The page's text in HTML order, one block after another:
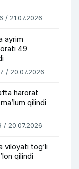
/ 21.07.2026
ayrim
49
/ 20.07.2026
harorat
qilindi
/ 20.07.2026
viloyati tog‘li
qilindi